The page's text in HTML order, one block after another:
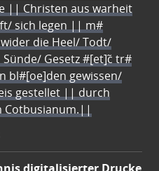
|| Christen aus warheit
sich legen || m#
die Heel/ Todt/
Gesetz #[et]c̃ tr#
bl#[oe]den gewissen/
gestellet || durch
Cotbusianum.||